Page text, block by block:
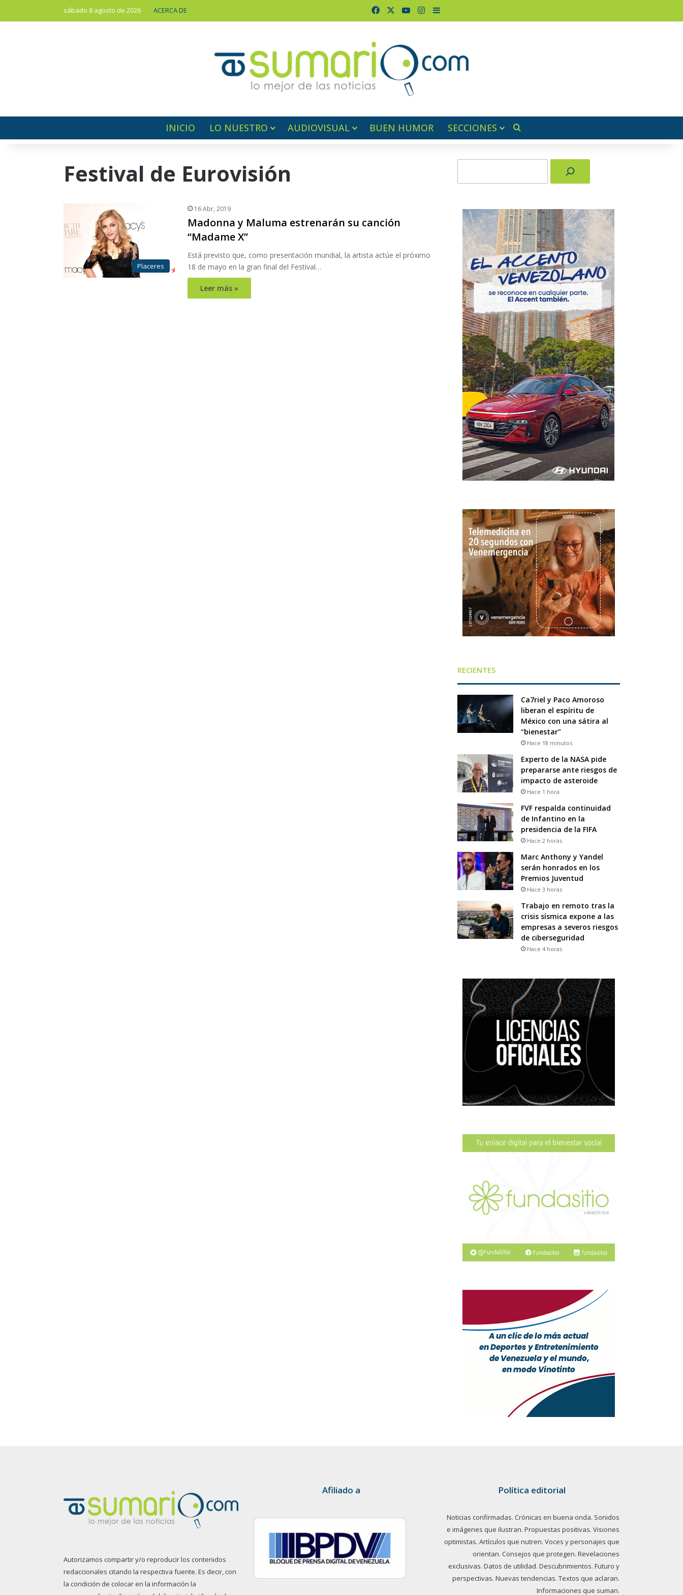
sábado 8 agosto de 2026 ACERCA DE FacebookYouTubeInstagram
Barra lateral
INICIO LO NUESTRO AUDIOVISUAL BUEN HUMOR SECCIONES
Festival de Eurovisión
Placeres
16 Abr, 2019
Madonna y Maluma estrenarán su canción
“Madame X”
Está previsto que, como presentación mundial, la artista actúe el próximo
18 de mayo en la gran final del Festival…
Leer más »
RECIENTES
Ca7riel y Paco Amoroso
liberan el espíritu de
México con una sátira al
“bienestar”
Hace 18 minutos
Experto de la NASA pide
prepararse ante riesgos de
impacto de asteroide
Hace 1 hora
FVF respalda continuidad
de Infantino en la
presidencia de la FIFA
Hace 2 horas
Marc Anthony y Yandel
serán honrados en los
Premios Juventud
Hace 3 horas
Trabajo en remoto tras la
crisis sísmica expone a las
empresas a severos riesgos
de ciberseguridad
Hace 4 horas
Autorizamos compartir y/o reproducir los contenidos
redaccionales citando la respectiva fuente. Es decir, con
la condición de colocar en la información la
Afiliado a Política editorial
Noticias confirmadas. Crónicas en buena onda. Sonidos
e imágenes que ilustran. Propuestas positivas. Visiones
optimistas. Artículos que nutren. Voces y personajes que
orientan. Consejos que protegen. Revelaciones
exclusivas. Datos de utilidad. Descubrimientos. Futuro y
perspectivas. Nuevas tendencias. Textos que aclaran.
Informaciones que suman.